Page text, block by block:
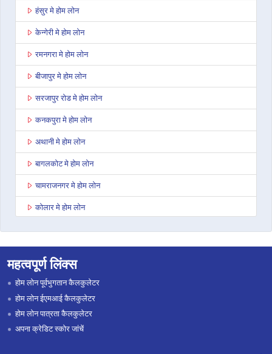
हंसुर मे होम लोन
केन्गेरी मे होम लोन
रमनगरा मे होम लोन
बीजापुर मे होम लोन
सरजापुर रोड मे होम लोन
कनकपुरा मे होम लोन
अथानी मे होम लोन
बागलकोट मे होम लोन
चामराजनगर मे होम लोन
कोलार मे होम लोन
बैलहोंगल मे होम लोन
अनेकल मे होम लोन
चित्रदुर्ग मे होम लोन
महत्वपूर्ण लिंक्स
होम लोन पूर्वभुगतान कैलकुलेटर
होम लोन ईएमआई कैलकुलेटर
होम लोन पात्रता कैलकुलेटर
अपना क्रेडिट स्कोर जांचें